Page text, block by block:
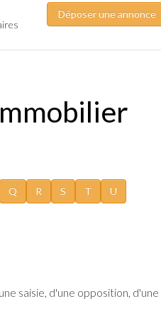
Déposer une annonce
Q R S T U
saisie, d'une opposition, d'une